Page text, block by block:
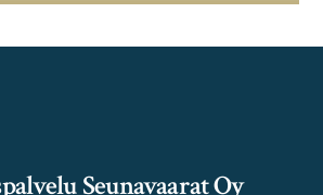
Seunavaarat Oy